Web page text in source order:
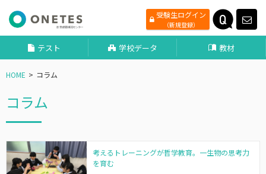
受験生ログイン
（新規登録）
テスト 学校データ 教材
HOME コラム
コラム
考えるトレーニングが哲学教育。一生物の思考力
を育む